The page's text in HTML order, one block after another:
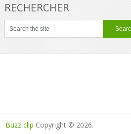
RECHERCHER
Buzz clip Copyright © 2026.